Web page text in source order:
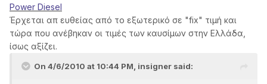
Power Diesel
Έρχεται απ ευθείας από το εξωτερικό σε "fix" τιμή και
τώρα που ανέβηκαν οι τιμές των καυσίμων στην Ελλάδα,
ίσως αξίζει.
On 4/6/2010 at 10:44 PM, insigner said: